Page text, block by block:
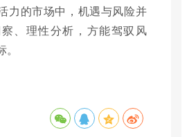
力的市场中，机遇与风险并
、理性分析，方能驾驭风